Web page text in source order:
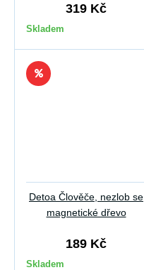
319 Kč
Skladem
Detoa Člověče, nezlob se
magnetické dřevo
189 Kč
Skladem